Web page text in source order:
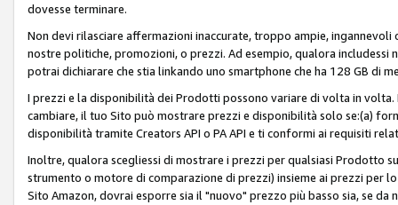
dovesse terminare.
Non devi rilasciare affermazioni inaccurate, troppo ampie,
nostre politiche, promozioni, o prezzi. Ad esempio, qualora includessi
potrai dichiarare che stia linkando uno smartphone che ha 128 GB di
I prezzi e la disponibilità dei Prodotti possono variare di volta in
cambiare, il tuo Sito può mostrare prezzi e disponibilità solo se:(a)
disponibilità tramite Creators API o PA API e ti conformi ai requisiti
Inoltre, qualora scegliessi di mostrare i prezzi per qualsiasi Prodotto
strumento o motore di comparazione di prezzi) insieme ai prezzi
Sito Amazon, dovrai esporre sia il "nuovo" prezzo più basso sia, se